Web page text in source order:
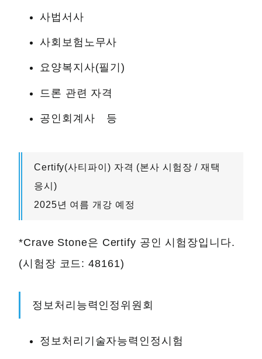
사법서사
사회보험노무사
요양복지사(필기)
드론 관련 자격
공인회계사 등
Certify(사티파이) 자격 (본사 시험장 / 재택
응시)
2025년 여름 개강 예정
*Crave Stone은 Certify 공인 시험장입니다.
(시험장 코드: 48161)
정보처리능력인정위원회
정보처리기술자능력인정시험